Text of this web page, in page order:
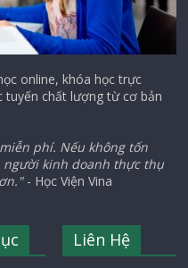
online, khóa học trực
chất lượng từ cơ bản
phí. Nếu không tốn
kinh doanh thực thụ
- Học Viện Vina
Liên Hệ